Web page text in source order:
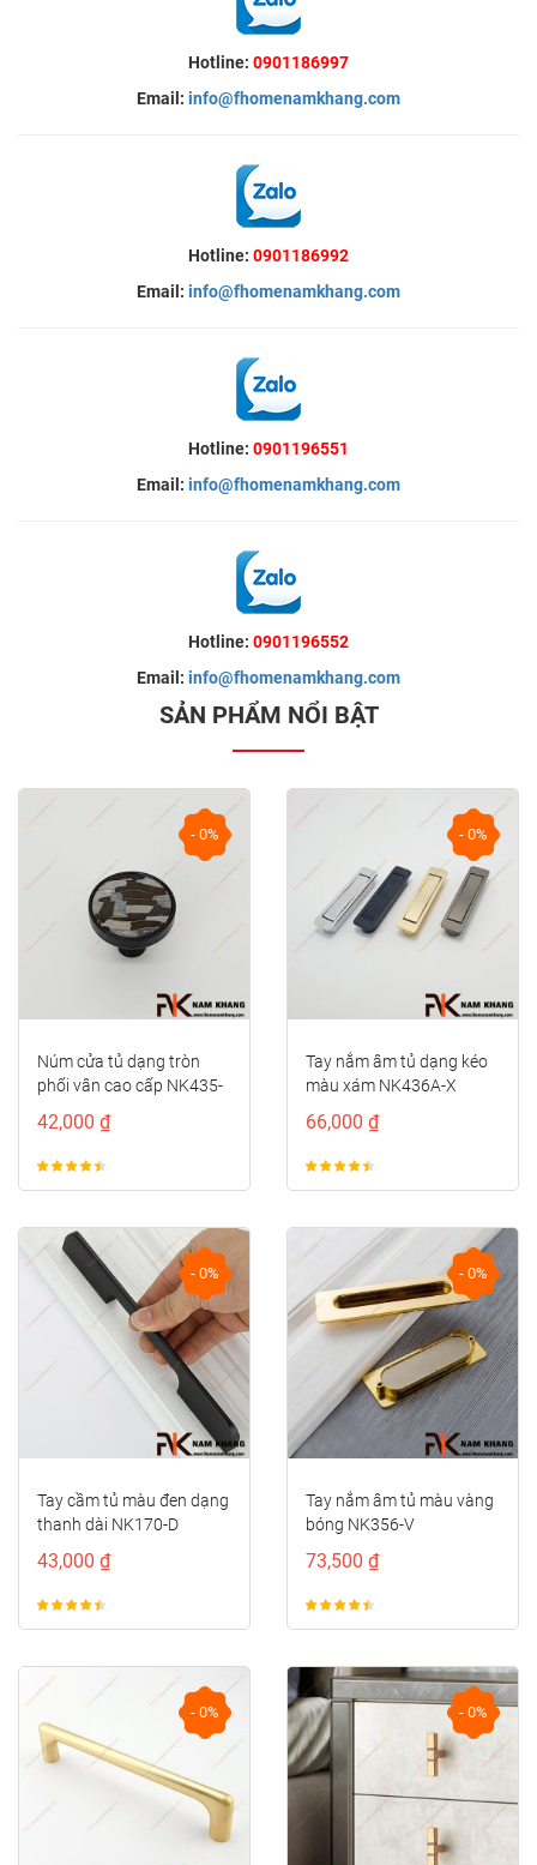
Hotline: 0901186997
Email: info@fhomenamkhang.com
Hotline: 0901186992
Email: info@fhomenamkhang.com
Hotline: 0901196551
Email: info@fhomenamkhang.com
Hotline: 0901196552
Email: info@fhomenamkhang.com
SẢN PHẨM NỔI BẬT
- 0%
Tay nắm âm tủ dạng kéo
màu xám NK436A-X
66,000 ₫
- 0%
Tay nắm âm tủ màu vàng
bóng NK356-V
73,500 ₫
- 0%
- 0%
Núm cửa tủ hình cầu phối
vân đá NK328
96,000 ₫
- 0%
Tay cầm cửa tủ đồng cao
cấp NK211D-DVM
122,000 ₫
- 0%